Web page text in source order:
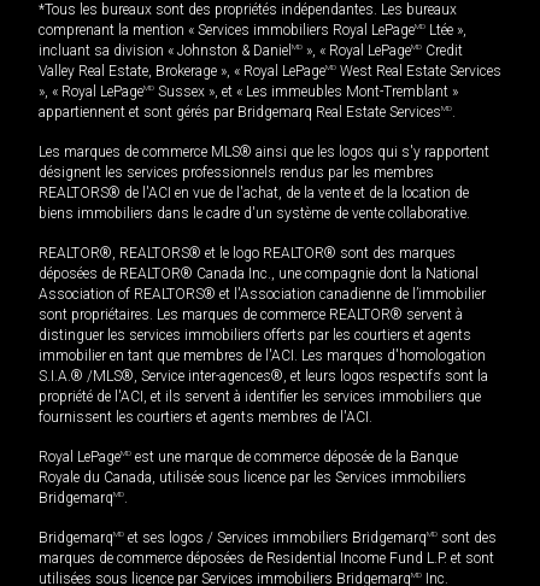
*Tous les bureaux sont des propriétés indépendantes. Les bureaux
comprenant la mention « Services immobiliers Royal LePageMD Ltée »,
incluant sa division « Johnston & Daniel MD », « Royal LePageMD Credit
Valley Real Estate, Brokerage », « Royal LePageMD West Real Estate Services
», « Royal LePageMD Sussex », et « Les immeubles Mont-Tremblant »
appartiennent et sont gérés par Bridgemarq Real Estate ServicesMD.
Les marques de commerce MLS® ainsi que les logos qui s'y rapportent
désignent les services professionnels rendus par les membres
REALTORS® de l'ACI en vue de l'achat, de la vente et de la location de
biens immobiliers dans le cadre d'un système de vente collaborative.
REALTOR®, REALTORS® et le logo REALTOR® sont des marques
déposées de REALTOR® Canada Inc., une compagnie dont la National
Association of REALTORS® et l'Association canadienne de l’immobilier
sont propriétaires. Les marques de commerce REALTOR® servent à
distinguer les services immobiliers offerts par les courtiers et agents
immobilier en tant que membres de l'ACI. Les marques d'homologation
S.I.A.® /MLS®, Service inter-agences®, et leurs logos respectifs sont la
propriété de l'ACI, et ils servent à identifier les services immobiliers que
fournissent les courtiers et agents membres de l'ACI.
Royal LePageMD est une marque de commerce déposée de la Banque
Royale du Canada, utilisée sous licence par les Services immobiliers
BridgemarqMD.
BridgemarqMD et ses logos / Services immobiliers BridgemarqMD sont des
marques de commerce déposées de Residential Income Fund L.P. et sont
utilisées sous licence par Services immobiliers BridgemarqMD Inc.